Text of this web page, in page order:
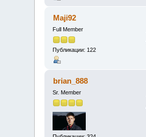
Maji92
Full Member
Публикации: 122
brian_888
Sr. Member